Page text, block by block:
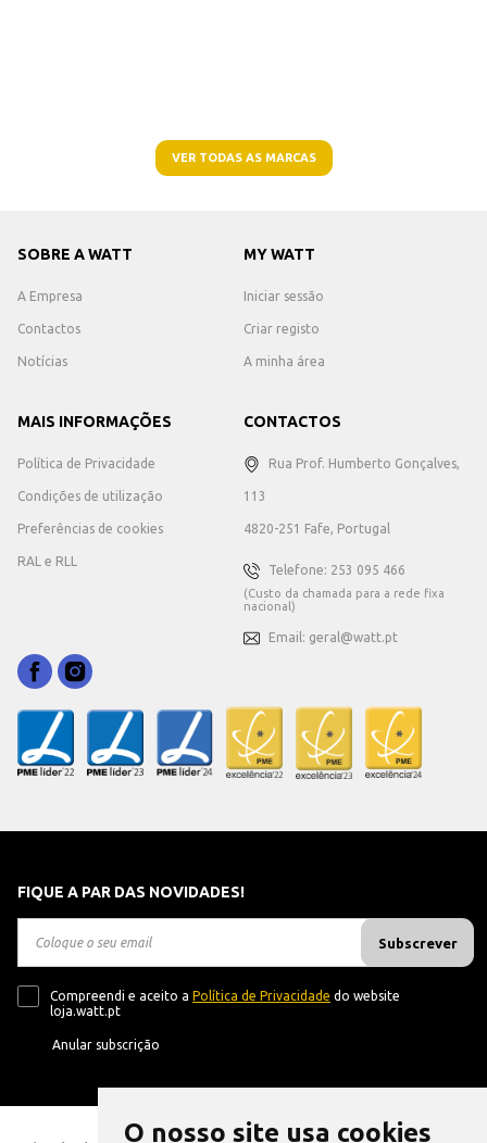
O nosso site usa cookies
VER TODAS AS MARCAS
SOBRE A WATT
A Empresa
Contactos
Notícias
MY WATT
Iniciar sessão
Criar registo
A minha área
MAIS INFORMAÇÕES
Política de Privacidade
Condições de utilização
Preferências de cookies
RAL e RLL
CONTACTOS
Rua Prof. Humberto Gonçalves,
113
4820-251 Fafe, Portugal
Telefone: 253 095 466
(Custo da chamada para a rede fixa
nacional)
Email: geral@watt.pt
FIQUE A PAR DAS NOVIDADES!
Subscrever
Compreendi e aceito a Política de Privacidade do website
loja.watt.pt
Anular subscrição